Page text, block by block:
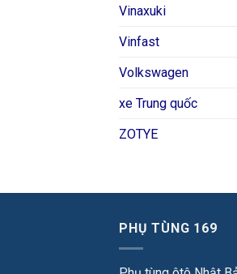
Vinaxuki
Vinfast
Volkswagen
xe Trung quốc
ZOTYE
PHỤ TÙNG 169